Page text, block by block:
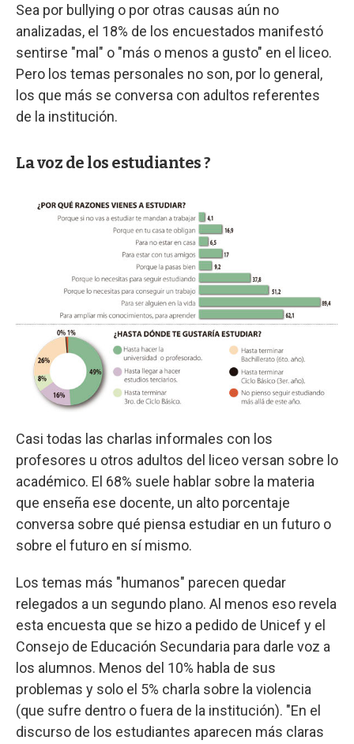
Sea por bullying o por otras causas aún no
analizadas, el 18% de los encuestados manifestó
sentirse "mal" o "más o menos a gusto" en el liceo.
Pero los temas personales no son, por lo general,
los que más se conversa con adultos referentes
de la institución.
La voz de los estudiantes ?
Casi todas las charlas informales con los
profesores u otros adultos del liceo versan sobre lo
académico. El 68% suele hablar sobre la materia
que enseña ese docente, un alto porcentaje
conversa sobre qué piensa estudiar en un futuro o
sobre el futuro en sí mismo.
Los temas más "humanos" parecen quedar
relegados a un segundo plano. Al menos eso revela
esta encuesta que se hizo a pedido de Unicef y el
Consejo de Educación Secundaria para darle voz a
los alumnos. Menos del 10% habla de sus
problemas y solo el 5% charla sobre la violencia
(que sufre dentro o fuera de la institución). "En el
discurso de los estudiantes aparecen más claras